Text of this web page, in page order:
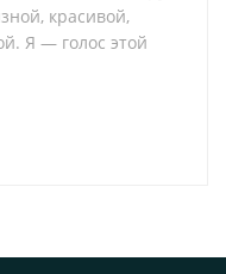
красивой,
Я — голос этой